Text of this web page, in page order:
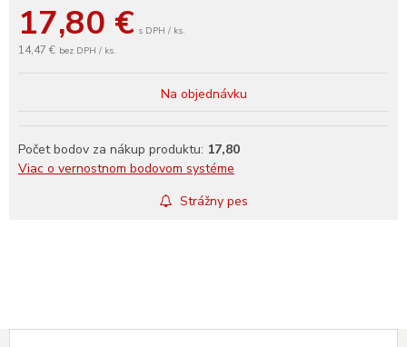
17,80 € s DPH / ks.
14,47 € bez DPH / ks.
Na objednávku
Počet bodov za nákup produktu: 17,80
Viac o vernostnom bodovom systéme
Strážny pes